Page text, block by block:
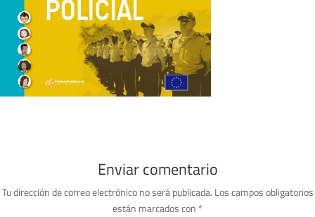
Enviar comentario
Tu dirección de correo electrónico no será publicada. Los campos obligatorios
están marcados con *